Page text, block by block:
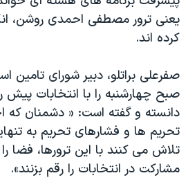
یعنی ترور مصطفی احمدی روشن،
کرده اند.
صفرعلی براتلو، دبیر شورای تامین
صبح چهارشنبه را با انتخابات
دانسته و گفته است: « دشمنان که
تحریم ها و فشارهای تحریم به
تلاش می کنند با این ترورها، فضا
مشارکت در انتخابات را رقم بزنند».